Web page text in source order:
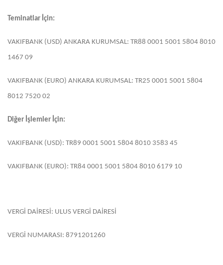
Teminatlar İçin:
VAKIFBANK (USD) ANKARA KURUMSAL: TR88 0001 5001 5804 8010
1467 09
VAKIFBANK (EURO) ANKARA KURUMSAL: TR25 0001 5001 5804
8012 7520 02
Diğer İşlemler İçin:
VAKIFBANK (USD): TR89 0001 5001 5804 8010 3583 45
VAKIFBANK (EURO): TR84 0001 5001 5804 8010 6179 10
VERGİ DAİRESİ: ULUS VERGİ DAİRESİ
VERGİ NUMARASI: 8791201260